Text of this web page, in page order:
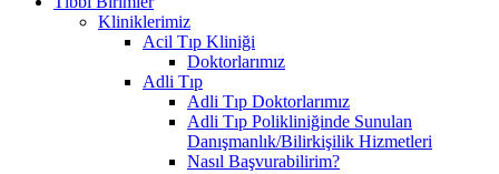
Kliniklerimiz
Acil Tıp Kliniği
Doktorlarımız
Adli Tıp
Adli Tıp Doktorlarımız
Adli Tıp Polikliniğinde Sunulan
Danışmanlık/Bilirkişilik Hizmetleri
Nasıl Başvurabilirim?